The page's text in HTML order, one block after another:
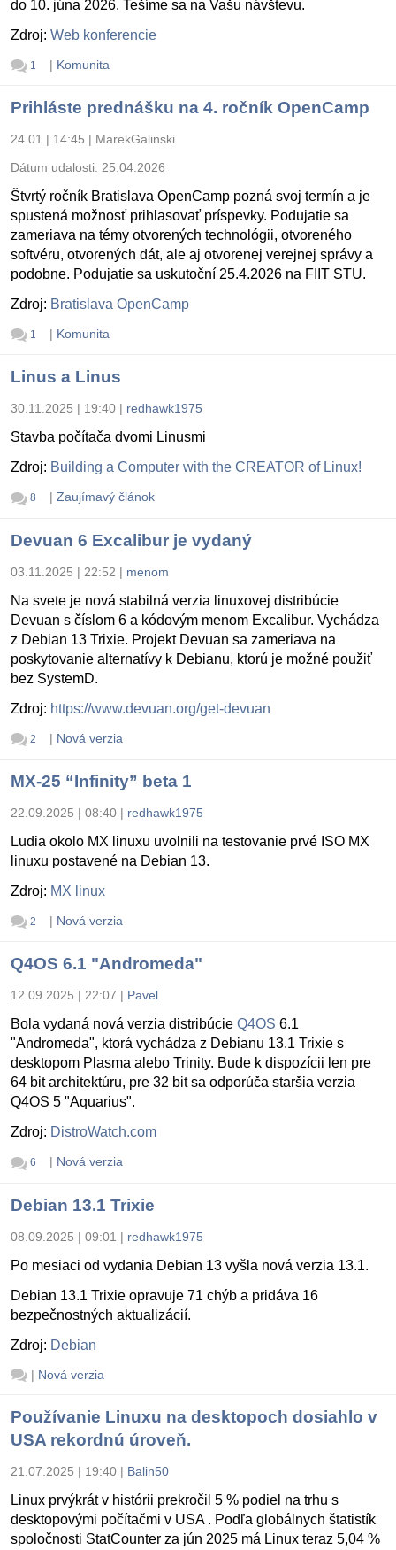
do 10. júna 2026. Tešíme sa na Vašu návštevu.
Zdroj: Web konferencie
1 | Komunita
Prihláste prednášku na 4. ročník OpenCamp
24.01 | 14:45 | MarekGalinski
Dátum udalosti: 25.04.2026
Štvrtý ročník Bratislava OpenCamp pozná svoj termín a je
spustená možnosť prihlasovať príspevky. Podujatie sa
zameriava na témy otvorených technológii, otvoreného
softvéru, otvorených dát, ale aj otvorenej verejnej správy a
podobne. Podujatie sa uskutoční 25.4.2026 na FIIT STU.
Zdroj: Bratislava OpenCamp
1 | Komunita
Linus a Linus
30.11.2025 | 19:40 | redhawk1975
Stavba počítača dvomi Linusmi
Zdroj: Building a Computer with the CREATOR of Linux!
8 | Zaujímavý článok
Devuan 6 Excalibur je vydaný
03.11.2025 | 22:52 | menom
Na svete je nová stabilná verzia linuxovej distribúcie
Devuan s číslom 6 a kódovým menom Excalibur. Vychádza
z Debian 13 Trixie. Projekt Devuan sa zameriava na
poskytovanie alternatívy k Debianu, ktorú je možné použiť
bez SystemD.
Zdroj: https://www.devuan.org/get-devuan
2 | Nová verzia
MX-25 “Infinity” beta 1
22.09.2025 | 08:40 | redhawk1975
Ludia okolo MX linuxu uvolnili na testovanie prvé ISO MX
linuxu postavené na Debian 13.
Zdroj: MX linux
2 | Nová verzia
Q4OS 6.1 "Andromeda"
12.09.2025 | 22:07 | Pavel
Bola vydaná nová verzia distribúcie Q4OS 6.1
"Andromeda", ktorá vychádza z Debianu 13.1 Trixie s
desktopom Plasma alebo Trinity. Bude k dispozícii len pre
64 bit architektúru, pre 32 bit sa odporúča staršia verzia
Q4OS 5 "Aquarius".
Zdroj: DistroWatch.com
6 | Nová verzia
Debian 13.1 Trixie
08.09.2025 | 09:01 | redhawk1975
Po mesiaci od vydania Debian 13 vyšla nová verzia 13.1.
Debian 13.1 Trixie opravuje 71 chýb a pridáva 16
bezpečnostných aktualizácií.
Zdroj: Debian
| Nová verzia
Používanie Linuxu na desktopoch dosiahlo v
USA rekordnú úroveň.
21.07.2025 | 19:40 | Balin50
Linux prvýkrát v histórii prekročil 5 % podiel na trhu s
desktopovými počítačmi v USA . Podľa globálnych štatistík
spoločnosti StatCounter za jún 2025 má Linux teraz 5,04 %